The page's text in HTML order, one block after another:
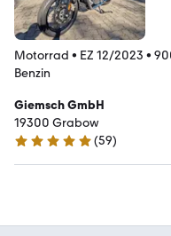
Motorrad • EZ 12/2023 •
Benzin
Giemsch GmbH
19300 Grabow
4.9 Sterne
(59)